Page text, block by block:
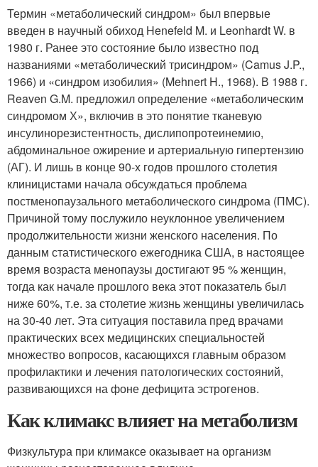
Термин «метаболический синдром» был впервые
введен в научный обиход Henefeld M. и Leonhardt W. в
1980 г. Ранее это состояние было известно под
названиями «метаболический трисиндром» (Camus J.P.,
1966) и «синдром изобилия» (Mehnert H., 1968). В 1988 г.
Reaven G.M. предложил определение «метаболическим
синдромом Х», включив в это понятие тканевую
инсулинорезистентность, дислипопротеинемию,
абдоминальное ожирение и артериальную гипертензию
(АГ). И лишь в конце 90-х годов прошлого столетия
клиницистами начала обсуждаться проблема
постменопаузального метаболического синдрома (ПМС).
Причиной тому послужило неуклонное увеличением
продолжительности жизни женского населения. По
данным статистического ежегодника США, в настоящее
время возраста менопаузы достигают 95 % женщин,
тогда как начале прошлого века этот показатель был
ниже 60%, т.е. за столетие жизнь женщины увеличилась
на 30-40 лет. Эта ситуация поставила пред врачами
практических всех медицинских специальностей
множество вопросов, касающихся главным образом
профилактики и лечения патологических состояний,
развивающихся на фоне дефицита эстрогенов.
Как климакс влияет на метаболизм
Физкультура при климаксе оказывает на организм